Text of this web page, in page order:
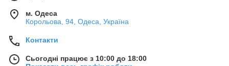
м. Одеса
Корольова, 94, Одеса, Україна
Контакти
Сьогодні працює з 10:00 до 18:00